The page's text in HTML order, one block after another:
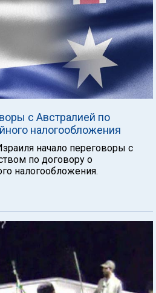
с Австралией по
налогообложения
начало переговоры с
по договору о
налогообложения.